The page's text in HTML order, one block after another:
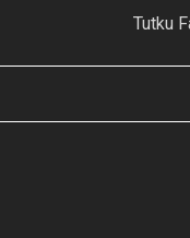
Tutku